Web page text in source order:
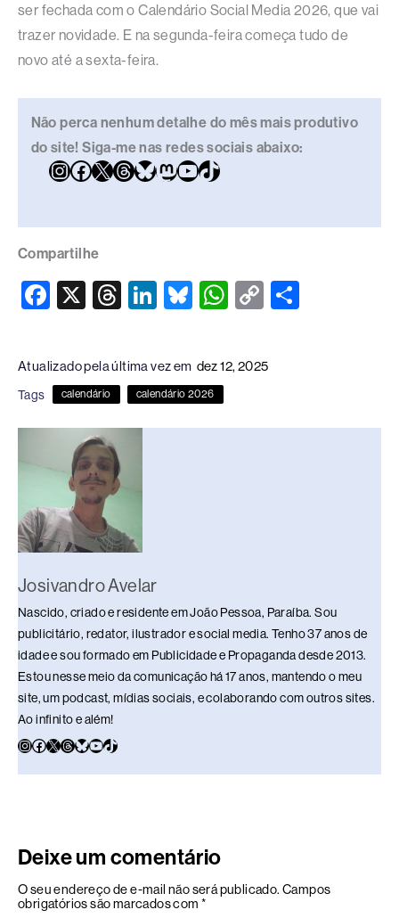
ser fechada com o Calendário Social Media 2026, que vai
trazer novidade. E na segunda-feira começa tudo de
novo até a sexta-feira.
Não perca nenhum detalhe do mês mais produtivo
do site! Siga-me nas redes sociais abaixo:
Compartilhe
F
e
b
o
o
X
T
a
d
s
Li
e
dI
n
Bl
sk
y
W
s
p
C
y
n
Atualizado pela última vez em dez 12, 2025
Tags calendário calendário 2026
Josivandro Avelar
Nascido, criado e residente em João Pessoa, Paraíba. Sou
publicitário, redator, ilustrador e social media. Tenho 37 anos de
idade e sou formado em Publicidade e Propaganda desde 2013.
Estou nesse meio da comunicação há 17 anos, mantendo o meu
site, um podcast, mídias sociais, e colaborando com outros sites.
Ao infinito e além!
Deixe um comentário
O seu endereço de e-mail não será publicado. Campos
obrigatórios são marcados com *